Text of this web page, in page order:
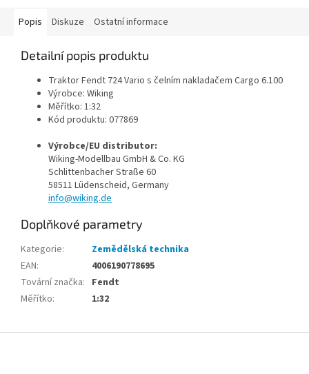
Popis Diskuze Ostatní informace
Detailní popis produktu
Traktor Fendt 724 Vario s čelním nakladačem Cargo 6.100
Výrobce: Wiking
Měřítko: 1:32
Kód produktu: 077869
Výrobce/EU distributor:
Wiking-Modellbau GmbH & Co. KG
Schlittenbacher Straße 60
58511 Lüdenscheid, Germany
info@wiking.de
Doplňkové parametry
Kategorie:
Zemědělská technika
EAN:
4006190778695
Tovární značka: Fendt
Měřítko: 1:32